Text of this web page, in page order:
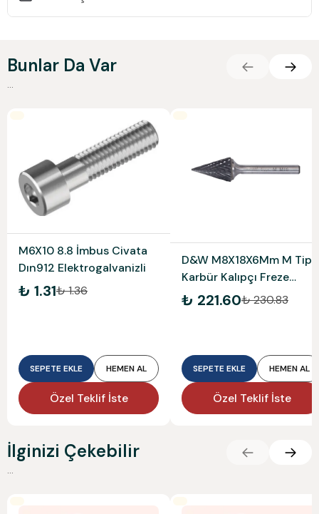
Bunlar Da Var
...
M6X10 8.8 İmbus Civata
Dın912 Elektrogalvanizli
₺ 1.31₺ 1.36
SEPETE EKLE HEMEN AL
Özel Teklif İste
D&W M8X18X6Mm M Tipi
Karbür Kalıpçı Freze
Dwfm08
₺ 221.60₺ 230.83
SEPETE EKLE HEMEN AL
Özel Teklif İste
İlginizi Çekebilir
...